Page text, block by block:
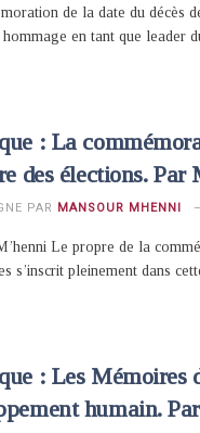
de la date du décès
en tant que leader
: La
des élections.
PAR MANSOUR MHENNI
Le propre de la
s’inscrit pleinement dans
: Les Mémoires
humain.